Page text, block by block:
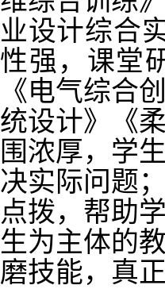
业设计综合
性强，课堂
《电气综合
统设计》《
围浓厚，学
决实际问题
点拨，帮助
生为主体的
磨技能，真